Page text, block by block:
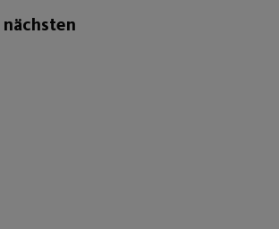
nächsten